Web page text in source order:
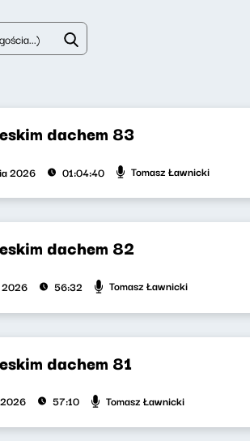
dachem 83
2026 01:04:40 Tomasz Ławnicki
dachem 82
56:32 Tomasz Ławnicki
dachem 81
57:10 Tomasz Ławnicki